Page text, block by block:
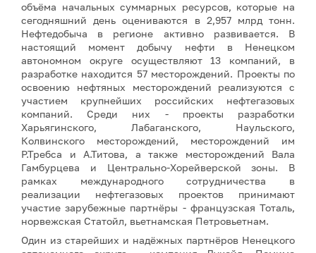
объёма начальных суммарных ресурсов, которые на
сегодняшний день оцениваются в 2,957 млрд тонн.
Нефтедобыча в регионе активно развивается. В
настоящий момент добычу нефти в Ненецком
автономном округе осуществляют 13 компаний, в
разработке находится 57 месторождений. Проекты по
освоению нефтяных месторождений реализуются с
участием крупнейших российских нефтегазовых
компаний. Среди них - проекты разработки
Харьягинского, Лабаганского, Наульского,
Колвинского месторождений, месторождений им
Р.Требса и А.Титова, а также месторождений Вала
Гамбурцева и Центрально-Хорейверской зоны. В
рамках международного сотрудничества в
реализации нефтегазовых проектов принимают
участие зарубежные партнёры - французская Тоталь,
норвежская Статойл, вьетнамская Петровьетнам.
Один из старейших и надёжных партнёров Ненецкого